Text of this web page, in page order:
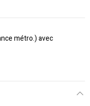
métro.) avec